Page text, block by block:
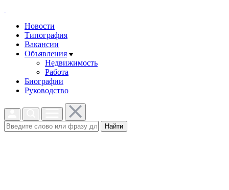
Новости
Типография
Вакансии
Объявления
Недвижимость
Работа
Биографии
Руководство
Найти